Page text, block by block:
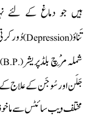
ہیں جو دماغ کے لئے
تَناؤ(
Depression
)دُور
شملہ مِرْچ بلڈپریشر(
B.P.
)
جَلَن اور سُوجَن کے علاج
مختلف ویب سائٹس سے